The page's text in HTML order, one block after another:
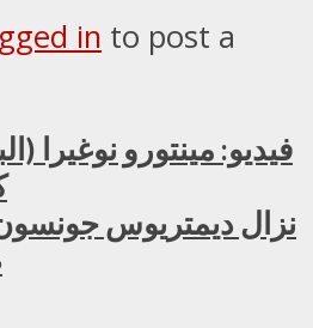
in to post a
فيديو: مينتورو نوغيرا